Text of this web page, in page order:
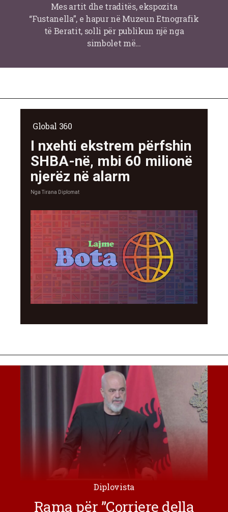
Mes artit dhe traditës, ekspozita
“Fustanella”, e hapur në Muzeun Etnografik
të Beratit, solli për publikun një nga
simbolet më…
Global 360
I nxehti ekstrem përfshin
SHBA-në, mbi 60 milionë
njerëz në alarm
NgaTirana Diplomat
Diplovista
Rama për ”Corriere della